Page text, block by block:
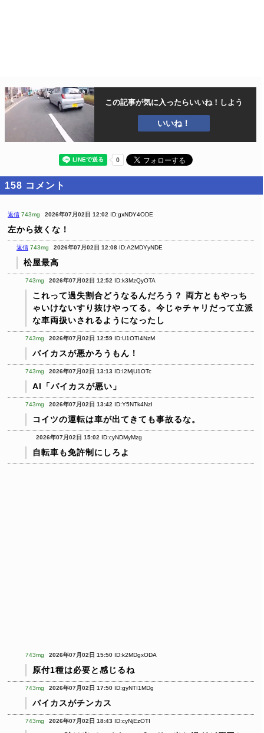
この記事が気に入ったらいいね！しよう
いいね！
158 コメント
返信 743mg 2026年07月02日 12:02 ID:gxNDY4ODE
左から抜くな！
返信 743mg 2026年07月02日 12:08 ID:A2MDYyNDE
松屋最高
743mg 2026年07月02日 12:52 ID:k3MzQyOTA
これって過失割合どうなるんだろう？
両方ともやっち
ゃいけないすり抜けやってる。今じゃチャリだって立派
な車両扱いされるようになったし
743mg 2026年07月02日 12:59 ID:U1OTI4NzM
バイカスが悪かろうもん！
743mg 2026年07月02日 13:13 ID:I2MjU1OTc
AI「バイカスが悪い」
743mg 2026年07月02日 13:42 ID:Y5NTk4NzI
コイツの運転は車が出てきても事故るな。
2026年07月02日 15:02 ID:cyNDMyMzg
自転車も免許制にしろよ
743mg 2026年07月02日 15:50 ID:k2MDgxODA
原付1種は必要と感じるね
743mg 2026年07月02日 17:50 ID:gyNTI1MDg
バイカスがチンカス
743mg 2026年07月02日 18:43 ID:cyNjEzOTI